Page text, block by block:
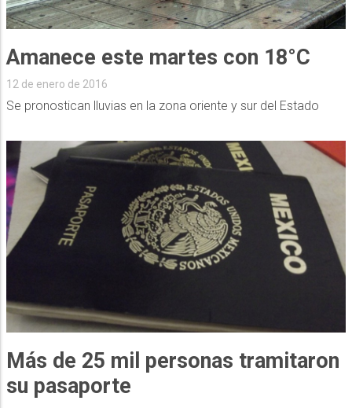
Amanece este martes con 18°C
12 de enero de 2016
Se pronostican lluvias en la zona oriente y sur del Estado
Más de 25 mil personas tramitaron
su pasaporte